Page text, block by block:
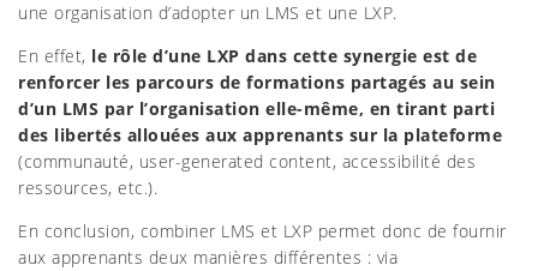
une organisation d’adopter un LMS et une LXP.
En effet, le rôle d’une LXP dans cette synergie est de
renforcer les parcours de formations partagés au sein
d’un LMS par l’organisation elle-même, en tirant parti
des libertés allouées aux apprenants sur la plateforme
(communauté, user-generated content, accessibilité des
ressources, etc.).
En conclusion, combiner LMS et LXP permet donc de fournir
aux apprenants deux manières différentes : via